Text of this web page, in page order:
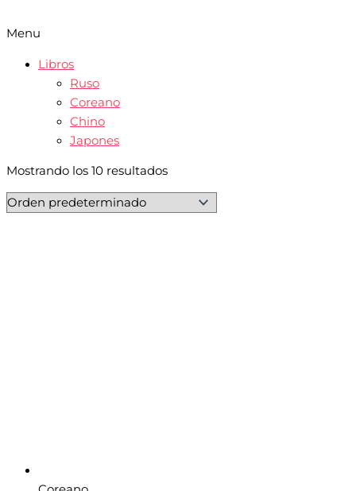
Menu
Libros
Ruso
Coreano
Chino
Japones
Mostrando los 10 resultados